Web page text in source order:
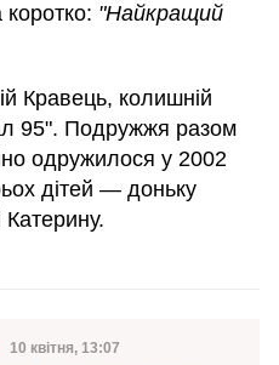
"Найкращий
Кравець, колишній
95". Подружжя разом
одружилося у 2002
дітей — доньку
Катерину.
Дата публікації
10 квітня, 13:07